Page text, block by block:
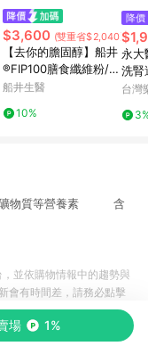
$3,600 (雙重省$2,040)
【去你的膽固醇】船井
®FIP100膳食纖維粉/調
節血脂/血糖/膽固醇/三
善超值組
船井生醫
10%
降價
永大
洗腎
惠
台灣
礦物質等營養素 含
場 1%
並依購物情報中的趨勢與
會有時間差，請務必點擊
切資訊以合作廠商網頁為